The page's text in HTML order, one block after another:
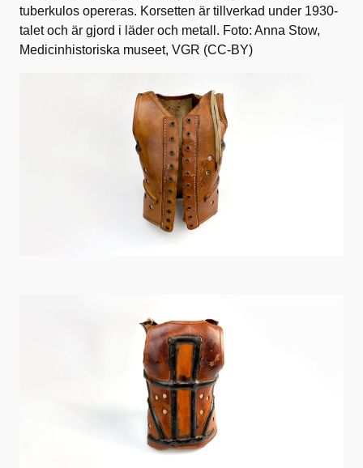
tuberkulos opereras. Korsetten är tillverkad under 1930-
talet och är gjord i läder och metall. Foto: Anna Stow,
Medicinhistoriska museet, VGR (CC-BY)